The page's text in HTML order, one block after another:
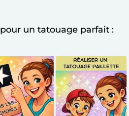
un tatouage parfait :